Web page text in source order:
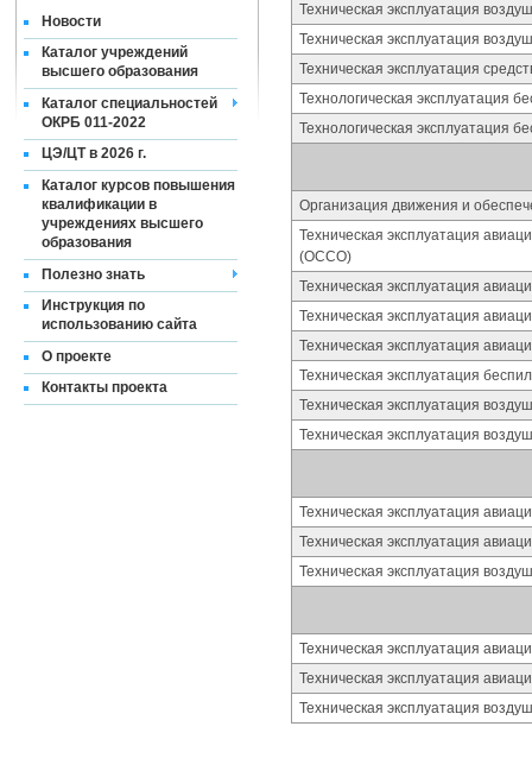
Новости
Каталог учреждений
высшего образования
Каталог специальностей
ОКРБ 011-2022
ЦЭ/ЦТ в 2026 г.
Каталог курсов повышения
квалификации в
учреждениях высшего
образования
Полезно знать
Инструкция по
использованию сайта
О проекте
Контакты проекта
Техническая эксплуатация
Техническая эксплуатация
Техническая эксплуатация
Технологическая эксплуатация
Технологическая эксплуатация
Организация движения и
Техническая эксплуатация
(ОССО)
Техническая эксплуатация
Техническая эксплуатация
Техническая эксплуатация
Техническая эксплуатация
Техническая эксплуатация
Техническая эксплуатация
Техническая эксплуатация
Техническая эксплуатация
Техническая эксплуатация
Техническая эксплуатация
Техническая эксплуатация
Техническая эксплуатация